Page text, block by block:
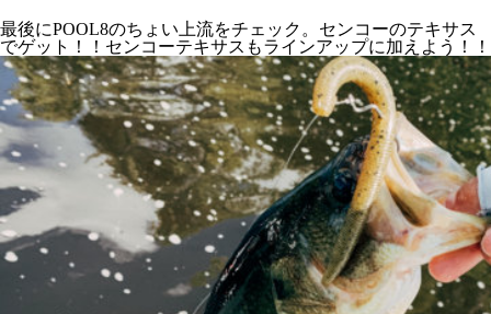
最後にPOOL8のちょい上流をチェック。センコーのテキサス
でゲット！！センコーテキサスもラインアップに加えよう！！